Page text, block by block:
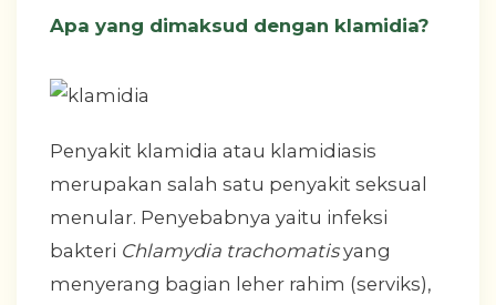
Apa yang dimaksud dengan klamidia?
Penyakit klamidia atau klamidiasis
merupakan salah satu penyakit seksual
menular. Penyebabnya yaitu infeksi
bakteri Chlamydia trachomatisyang
menyerang bagian leher rahim (serviks),